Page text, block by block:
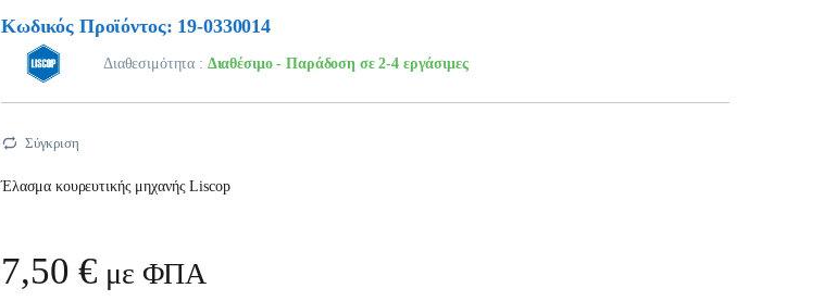
Κωδικός Προϊόντος: 19-0330014
Διαθεσιμότητα : Διαθέσιμο - Παράδοση σε 2-4 εργάσιμες
Σύγκριση
Έλασμα κουρευτικής μηχανής Liscop
7,50€ με ΦΠΑ